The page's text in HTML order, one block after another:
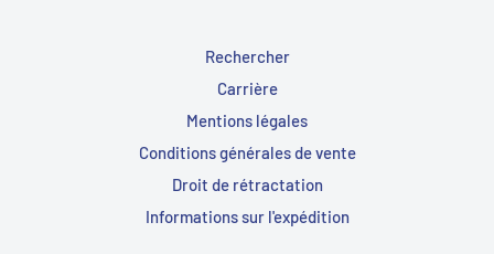
Rechercher
Carrière
Mentions légales
Conditions générales de vente
Droit de rétractation
Informations sur l'expédition